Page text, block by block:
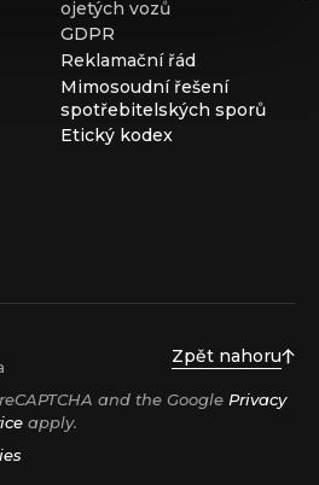
ojetých vozů
GDPR
Reklamační řád
Mimosoudní řešení
spotřebitelských sporů
Etický kodex
Zpět nahoru
and the Google Privacy
apply.